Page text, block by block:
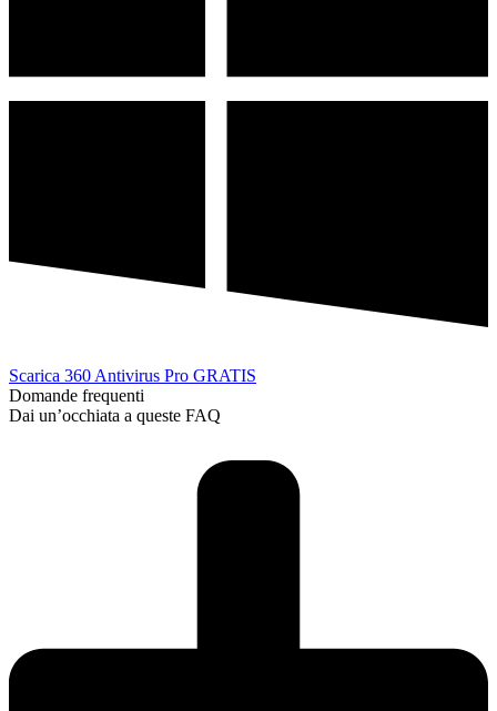
Scarica 360 Antivirus Pro GRATIS
Domande frequenti
Dai un’occhiata a queste FAQ